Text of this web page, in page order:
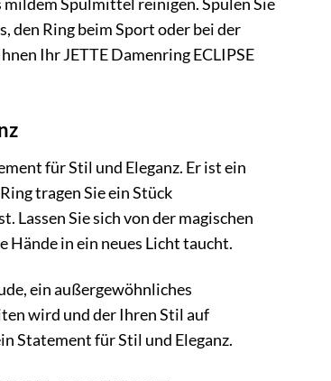
mildem Spülmittel reinigen. Spülen Sie
den Ring beim Sport oder bei der
Ihr JETTE Damenring ECLIPSE
für Stil und Eleganz. Er ist ein
tragen Sie ein Stück
Lassen Sie sich von der magischen
Hände in ein neues Licht taucht.
ein außergewöhnliches
wird und der Ihren Stil auf
Statement für Stil und Eleganz.